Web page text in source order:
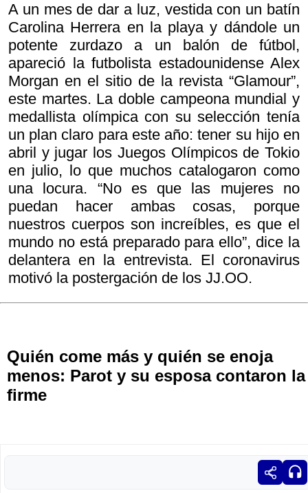
A un mes de dar a luz, vestida con un batín
Carolina Herrera en la playa y dándole un
potente zurdazo a un balón de fútbol,
apareció la futbolista estadounidense Alex
Morgan en el sitio de la revista “Glamour”,
este martes. La doble campeona mundial y
medallista olímpica con su selección tenía
un plan claro para este año: tener su hijo en
abril y jugar los Juegos Olímpicos de Tokio
en julio, lo que muchos catalogaron como
una locura. “No es que las mujeres no
puedan hacer ambas cosas, porque
nuestros cuerpos son increíbles, es que el
mundo no está preparado para ello”, dice la
delantera en la entrevista. El coronavirus
motivó la postergación de los JJ.OO.
Quién come más y quién se enoja
menos: Parot y su esposa contaron la
firme